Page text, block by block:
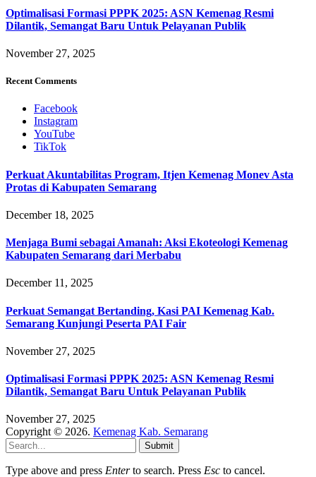
Optimalisasi Formasi PPPK 2025: ASN Kemenag Resmi
Dilantik, Semangat Baru Untuk Pelayanan Publik
November 27, 2025
Recent Comments
Facebook
Instagram
YouTube
TikTok
Perkuat Akuntabilitas Program, Itjen Kemenag Monev Asta
Protas di Kabupaten Semarang
December 18, 2025
Menjaga Bumi sebagai Amanah: Aksi Ekoteologi Kemenag
Kabupaten Semarang dari Merbabu
December 11, 2025
Perkuat Semangat Bertanding, Kasi PAI Kemenag Kab.
Semarang Kunjungi Peserta PAI Fair
November 27, 2025
Optimalisasi Formasi PPPK 2025: ASN Kemenag Resmi
Dilantik, Semangat Baru Untuk Pelayanan Publik
November 27, 2025
Copyright © 2026. Kemenag Kab. Semarang
Submit
Type above and press Enterto search. Press Esc to cancel.